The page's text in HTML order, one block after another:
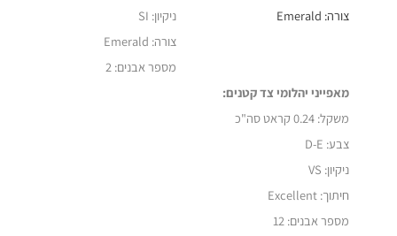
צורה: Emerald
ניקיון: SI
צורה: Emerald
מספר אבנים: 2
מאפייני יהלומי צד קטנים:
משקל: 0.24 קראט סה"כ
צבע: D-E
ניקיון: VS
חיתוך: Excellent
מספר אבנים: 12